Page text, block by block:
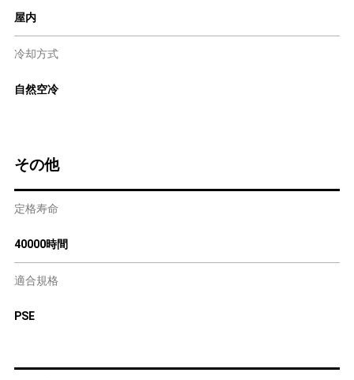
屋内
冷却方式
自然空冷
その他
定格寿命
40000時間
適合規格
PSE